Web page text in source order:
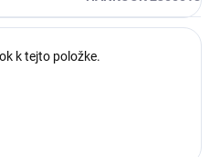
k tejto položke.